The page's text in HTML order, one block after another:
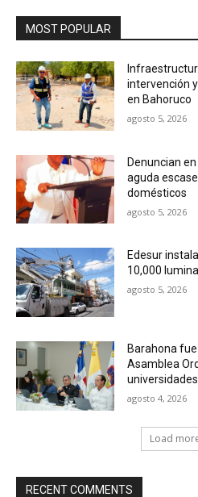
MOST POPULAR
intervención
en Bahoruco
agosto 5, 2026
Denuncian
aguda
domésticos
agosto 5, 2026
Edesur
10,000
agosto 5, 2026
Barahona
Asamblea
universidades
agosto 4, 2026
Load
RECENT COMMENTS